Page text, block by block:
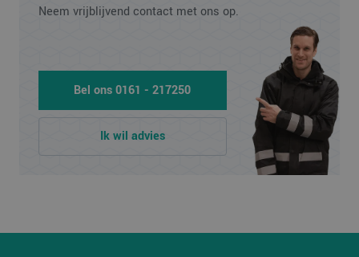
Neem vrijblijvend contact met ons op.
Bel ons 0161 - 217250
Ik wil advies